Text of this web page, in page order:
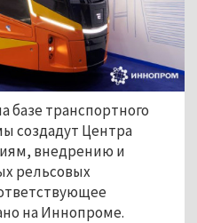
базе транспортного
создадут Центра
внедрению и
рельсовых
на Иннопроме.